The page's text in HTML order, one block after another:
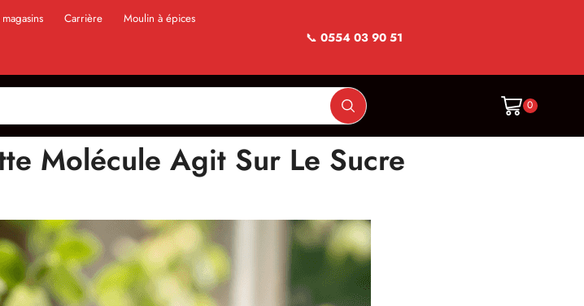
Carrière Moulin à épices
📞 0554 03 90 51
0
Molécule Agit Sur Le Sucre